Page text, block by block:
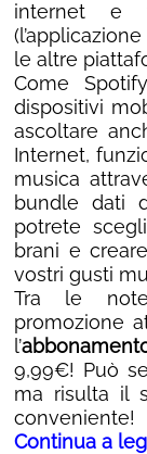
internet e
le altre
Come
dispositivi
ascoltare
Internet,
musica
bundle dati
potrete
brani e
vostri gusti
Tra le
promozione
l’
9,99€! Può
ma risulta il
conveniente!
Continua a